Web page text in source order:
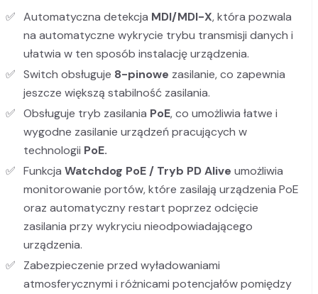
Automatyczna detekcja MDI/MDI-X, która pozwala
na automatyczne wykrycie trybu transmisji danych i
ułatwia w ten sposób instalację urządzenia.
Switch obsługuje 8-pinowe zasilanie, co zapewnia
jeszcze większą stabilność zasilania.
Obsługuje tryb zasilania PoE, co umożliwia łatwe i
wygodne zasilanie urządzeń pracujących w
technologii PoE.
Funkcja Watchdog PoE / Tryb PD Alive umożliwia
monitorowanie portów, które zasilają urządzenia PoE
oraz automatyczny restart poprzez odcięcie
zasilania przy wykryciu nieodpowiadającego
urządzenia.
Zabezpieczenie przed wyładowaniami
atmosferycznymi i różnicami potencjałów pomiędzy